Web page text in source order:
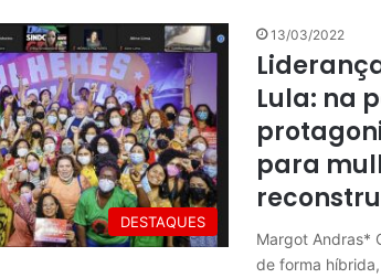
DESTAQUES
13/03/2022
Lula: na
para
Margot Andras*
de forma